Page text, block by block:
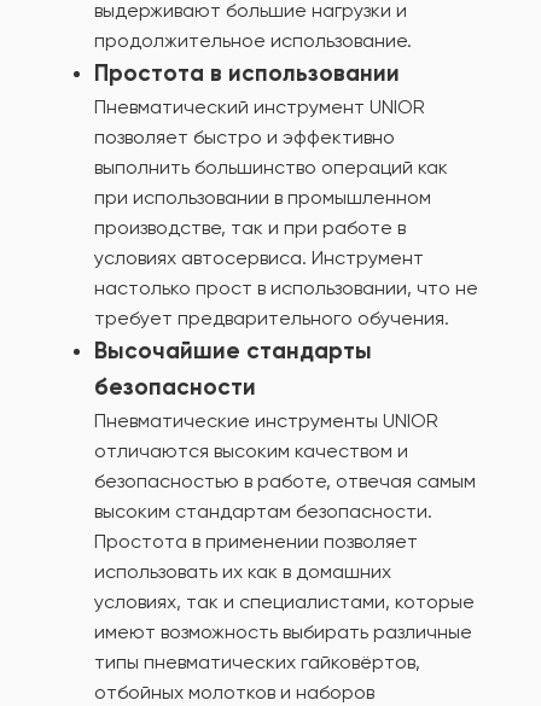
выдерживают большие нагрузки и
продолжительное использование.
Простота в использовании
Пневматический инструмент UNIOR
позволяет быстро и эффективно
выполнить большинство операций как
при использовании в промышленном
производстве, так и при работе в
условиях автосервиса. Инструмент
настолько прост в использовании, что не
требует предварительного обучения.
Высочайшие стандарты
безопасности
Пневматические инструменты UNIOR
отличаются высоким качеством и
безопасностью в работе, отвечая самым
высоким стандартам безопасности.
Простота в применении позволяет
использовать их как в домашних
условиях, так и специалистами, которые
имеют возможность выбирать различные
типы пневматических гайковёртов,
отбойных молотков и наборов